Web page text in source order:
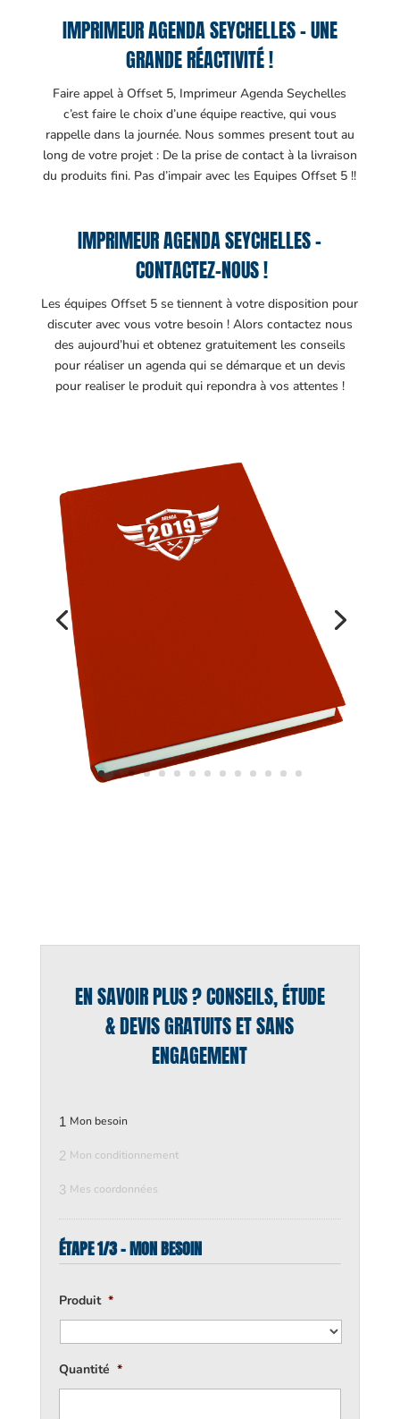
IMPRIMEUR AGENDA SEYCHELLES – UNE
GRANDE RÉACTIVITÉ !
Faire appel à Offset 5, Imprimeur Agenda Seychelles
c’est faire le choix d’une équipe reactive, qui vous
rappelle dans la journée. Nous sommes present tout au
long de votre projet : De la prise de contact à la livraison
du produits fini. Pas d’impair avec les Equipes Offset 5 !!
IMPRIMEUR AGENDA SEYCHELLES –
CONTACTEZ-NOUS !
Les équipes Offset 5 se tiennent à votre disposition pour
discuter avec vous votre besoin ! Alors contactez nous
des aujourd’hui et obtenez gratuitement les conseils
pour réaliser un agenda qui se démarque et un devis
pour realiser le produit qui repondra à vos attentes !
EN SAVOIR PLUS ? CONSEILS, ÉTUDE
& DEVIS GRATUITS ET SANS
ENGAGEMENT
1 Mon besoin
2 Mon conditionnement
3 Mes coordonnées
ÉTAPE 1/3 - MON BESOIN
Produit *
Quantité *